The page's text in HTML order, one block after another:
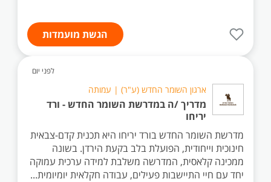
הגשת מועמדות
לפני יום
ארגון השומר החדש (ע"ר) | עמותה
מדריך /ה במדרשת השומר החדש - ורד
יריחו
מדרשת השומר החדש בורד יריחו היא תכנית קדם-צבאית
חינוכית וייחודית, הפועלת בלב בקעת הירדן. בשונה
ממכינה קלאסית, המדרשה משלבת למידה ערכית עמוקה
יחד עם חיי התיישבות פעילים, עבודה חקלאית יומיומית...